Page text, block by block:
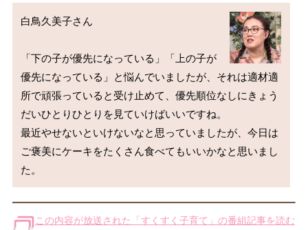
白鳥久美子さん
「下の子が優先になっている」「上の子が
優先になっている」と悩んでいましたが、それは適材適
所で頑張っていると受け止めて、優先順位なしにきょう
だいひとりひとりを見ていけばいいですね。
最近やせないといけないなと思っていましたが、今日は
ご褒美にケーキをたくさん食べてもいいかなと思いまし
この内容が放送された「すくすく子育て」の番組記事を読む